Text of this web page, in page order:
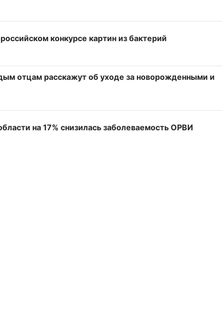
конкурсе картин из бактерий
отцам расскажут об уходе за новорожденными и
на 17% снизилась заболеваемость ОРВИ